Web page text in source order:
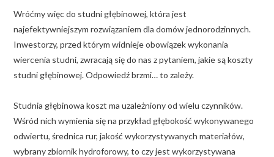
Wróćmy więc do studni głębinowej, która jest
najefektywniejszym rozwiązaniem dla domów jednorodzinnych.
Inwestorzy, przed którym widnieje obowiązek wykonania
wiercenia studni, zwracają się do nas z pytaniem, jakie są koszty
studni głębinowej. Odpowiedź brzmi… to zależy.
Studnia głębinowa koszt ma uzależniony od wielu czynników.
Wśród nich wymienia się na przykład głębokość wykonywanego
odwiertu, średnica rur, jakość wykorzystywanych materiałów,
wybrany zbiornik hydroforowy, to czy jest wykorzystywana